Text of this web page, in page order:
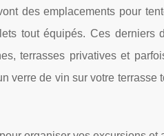
des emplacements pour
tout équipés. Ces derniers
terrasses privatives et
verre de vin sur votre